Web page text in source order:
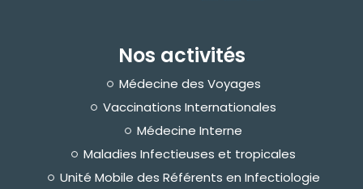
Nos activités
Médecine des Voyages
Vaccinations Internationales
Médecine Interne
Maladies Infectieuses et tropicales
Unité Mobile des Référents en Infectiologie